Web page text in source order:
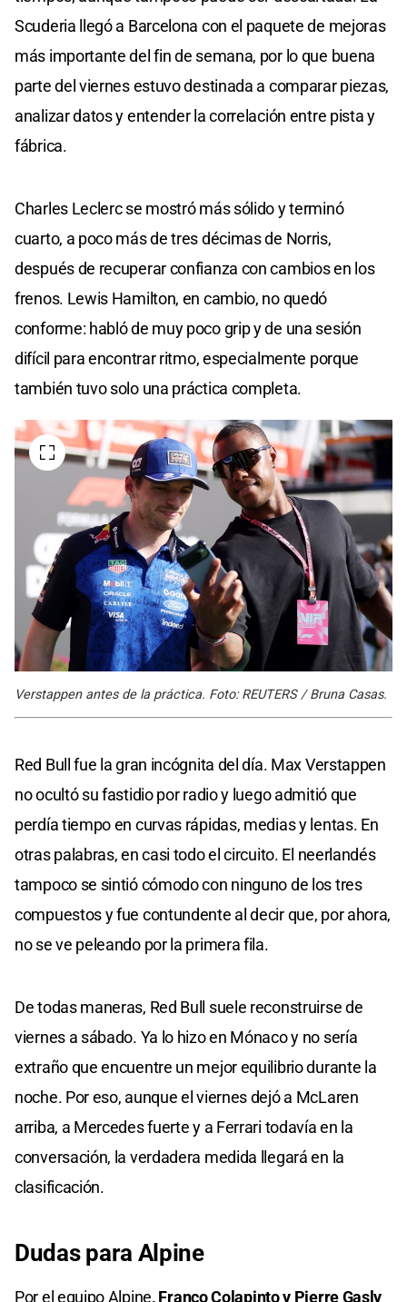
Scuderia llegó a Barcelona con el paquete de mejoras
más importante del fin de semana, por lo que buena
parte del viernes estuvo destinada a comparar piezas,
analizar datos y entender la correlación entre pista y
fábrica.
Charles Leclerc se mostró más sólido y terminó
cuarto, a poco más de tres décimas de Norris,
después de recuperar confianza con cambios en los
frenos. Lewis Hamilton, en cambio, no quedó
conforme: habló de muy poco grip y de una sesión
difícil para encontrar ritmo, especialmente porque
también tuvo solo una práctica completa.
Verstappen antes de la práctica. Foto: REUTERS / Bruna Casas.
Red Bull fue la gran incógnita del día. Max Verstappen
no ocultó su fastidio por radio y luego admitió que
perdía tiempo en curvas rápidas, medias y lentas. En
otras palabras, en casi todo el circuito. El neerlandés
tampoco se sintió cómodo con ninguno de los tres
compuestos y fue contundente al decir que, por ahora,
no se ve peleando por la primera fila.
De todas maneras, Red Bull suele reconstruirse de
viernes a sábado. Ya lo hizo en Mónaco y no sería
extraño que encuentre un mejor equilibrio durante la
noche. Por eso, aunque el viernes dejó a McLaren
arriba, a Mercedes fuerte y a Ferrari todavía en la
conversación, la verdadera medida llegará en la
clasificación.
Dudas para Alpine
Por el equipo Alpine,Franco Colapinto y Pierre Gasly